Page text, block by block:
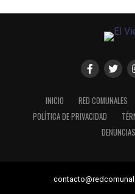
INICIO RED COMUNALES
POLÍTICA DE PRIVACIDAD
DENUNCIAS